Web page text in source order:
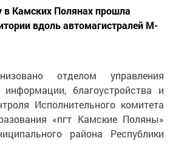
Камских Полянах прошла
вдоль автомагистралей М-
отделом управления
благоустройства и
Исполнительного комитета
«пгт Камские Поляны»
района Республики